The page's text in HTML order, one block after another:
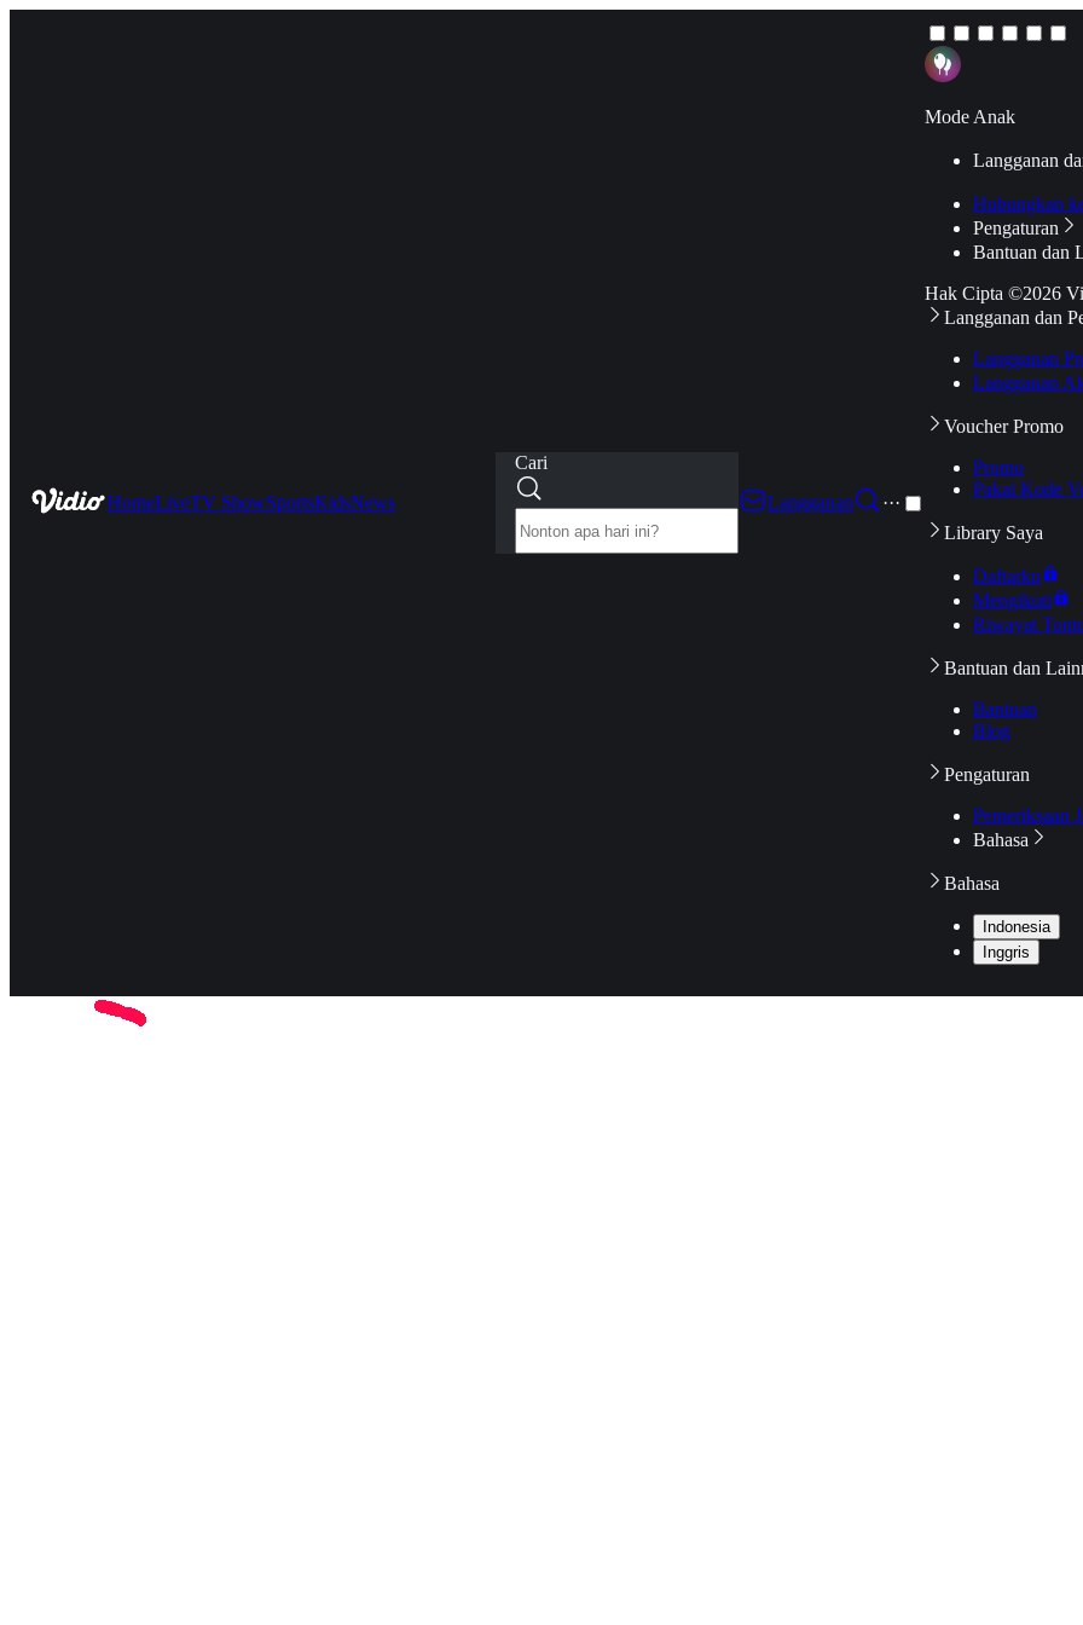
HomeLiveTV ShowSportsKidsNews
Cari
Langganan
···
Mode Anak
Langganan
Hubungkan
Pengaturan
Bantuan dan
Hak Cipta ©2026
Langganan dan
Langganan
Langganan
Voucher Promo
Promo
Pakai Kode
Library Saya
Daftarku
Mengikuti
Riwayat
Bantuan dan
Bantuan
Blog
Pengaturan
Pemeriksaan
Bahasa
Bahasa
Indonesia
Inggris